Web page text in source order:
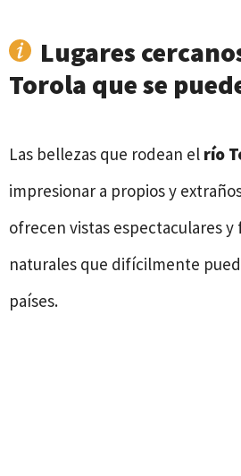
Lugares
Torola que se
Las bellezas que rodean el río
impresionar a propios y
ofrecen vistas espectaculares
naturales que difícilmente
países.